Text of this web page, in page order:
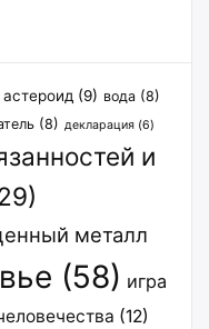
астероид (9) вода (8)
(8) декларация (6)
и
металл
(58) игра
(12)